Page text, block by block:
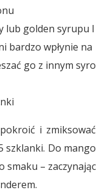
lub golden syrupu l
bardzo wpłynie na
go z innym syro
i zmiksować
szklanki. Do mango
smaku – zaczynając